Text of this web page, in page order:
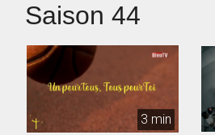
Saison 44
3 min